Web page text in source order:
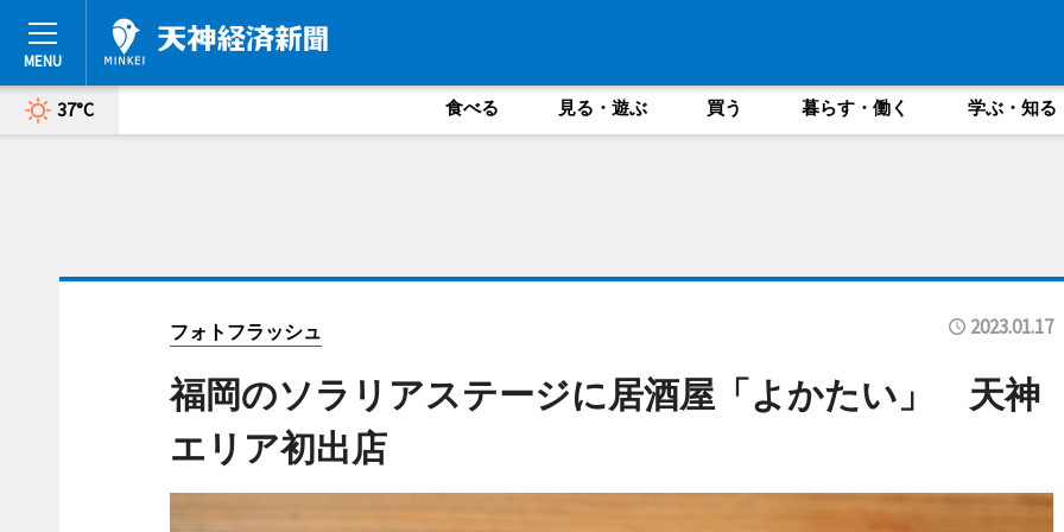
37°C 食べる 見る・遊ぶ 買う 暮らす・働く 学ぶ・知る
フォトフラッシュ 2023.01.17
福岡のソラリアステージに居酒屋「よかたい」 天神
エリア初出店